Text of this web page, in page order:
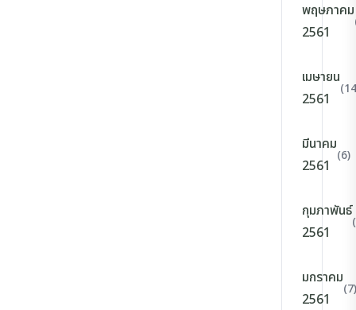
พฤษภาคม
2561
เมษายน
2561
มีนาคม
2561
(6)
กุมภาพันธ์
2561
มกราคม
2561
(7)